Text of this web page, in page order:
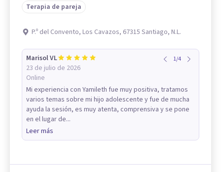
Terapia de pareja
P.º del Convento, Los Cavazos, 67315 Santiago, N.L.
Marisol VL
23 de julio de 2026
Online
1/4
Mi experiencia con Yamileth fue muy positiva, tratamos
varios temas sobre mi hijo adolescente y fue de mucha
ayuda la sesión, es muy atenta, comprensiva y se pone
en el lugar de...
Leer más